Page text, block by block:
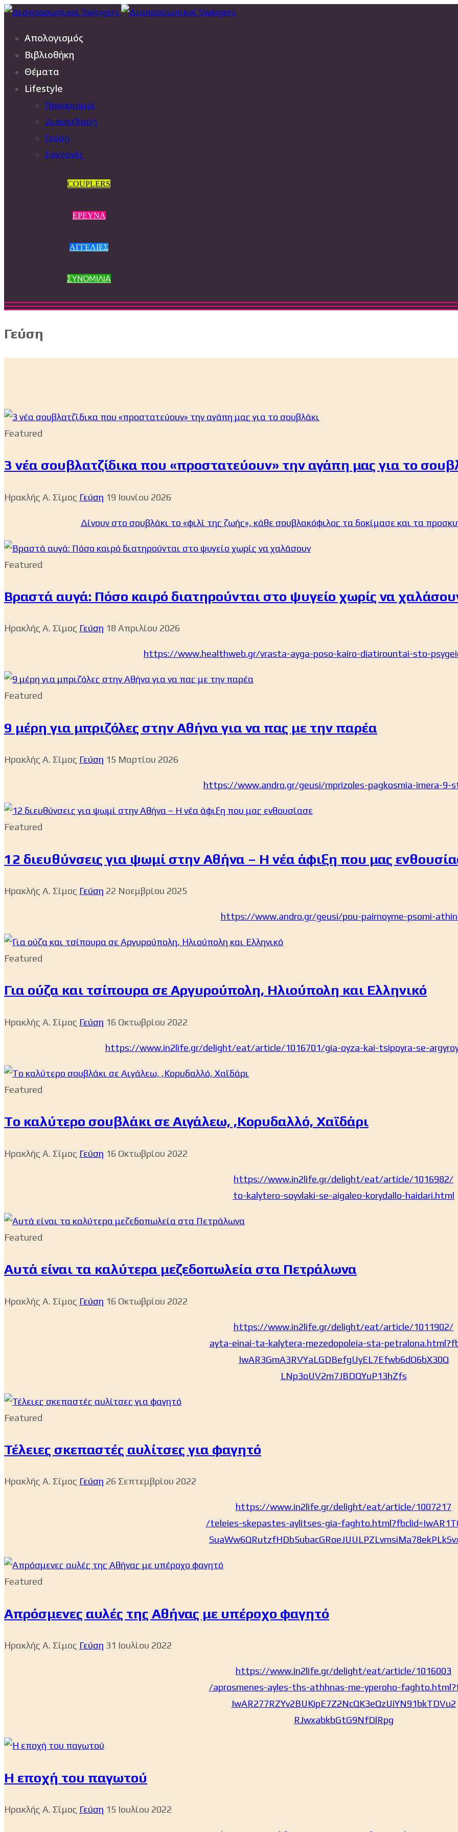
Απολογισμός
Βιβλιοθήκη
Θέματα
Lifestyle
Προορισμοί
Διασκέδαση
Γεύση
Συνταγές
COUPLERS
ΕΡΕΥΝΑ
ΑΓΓΕΛΙΕΣ
ΣΥΝΟΜΙΛΙΑ
Γεύση
Featured
3 νέα σουβλατζίδικα που «προστατεύουν» την αγάπη μας για το
Ηρακλής Α. Σίμος Γεύση 19 Ιουνίου 2026
Δίνουν στο σουβλάκι το «φιλί της ζωής», κάθε σουβλακόφιλος τα δοκίμασε και τα
Featured
Βραστά αυγά: Πόσο καιρό διατηρούνται στο ψυγείο χωρίς να
Ηρακλής Α. Σίμος Γεύση 18 Απριλίου 2026
https://www.healthweb.gr/vrasta-ayga-poso-kairo-diatirountai-sto-
Featured
9 μέρη για μπριζόλες στην Αθήνα για να πας με την παρέα
Ηρακλής Α. Σίμος Γεύση 15 Μαρτίου 2026
https://www.andro.gr/geusi/mprizoles-pagkosmia-imera-9-
Featured
12 διευθύνσεις για ψωμί στην Αθήνα – Η νέα άφιξη που μας
Ηρακλής Α. Σίμος Γεύση 22 Νοεμβρίου 2025
https://www.andro.gr/geusi/pou-pairnoyme-psomi-
Featured
Για ούζα και τσίπουρα σε Αργυρούπολη, Ηλιούπολη και Ελληνικό
Ηρακλής Α. Σίμος Γεύση 16 Οκτωβρίου 2022
https://www.in2life.gr/delight/eat/article/1016701/gia-oyza-kai-tsipoyra-se-
Featured
Tο καλύτερο σουβλάκι σε Αιγάλεω, ,Κορυδαλλό, Χαϊδάρι
Ηρακλής Α. Σίμος Γεύση 16 Οκτωβρίου 2022
https://www.in2life.gr/delight/eat/article/1016982/
to-kalytero-soyvlaki-se-aigaleo-korydallo-haidari.html
Featured
Αυτά είναι τα καλύτερα μεζεδοπωλεία στα Πετράλωνα
Ηρακλής Α. Σίμος Γεύση 16 Οκτωβρίου 2022
https://www.in2life.gr/delight/eat/article/1011902/
ayta-einai-ta-kalytera-mezedopoleia-sta-
IwAR3GmA3RVYaLGDBefgUyEL7Efwb6dO6bX30Q
LNp3oUV2m7JBDQYuP13hZfs
Featured
Τέλειες σκεπαστές αυλίτσες για φαγητό
Ηρακλής Α. Σίμος Γεύση 26 Σεπτεμβρίου 2022
https://www.in2life.gr/delight/eat/article/1007217
/teleies-skepastes-aylitses-gia-
Featured
Απρόσμενες αυλές της Αθήνας με υπέροχο φαγητό
Ηρακλής Α. Σίμος Γεύση 31 Ιουλίου 2022
https://www.in2life.gr/delight/eat/article/1016003
/aprosmenes-ayles-ths-athhnas-me-yperoho-
IwAR277RZYv2BUKipE7Z2NcQK3eQzUiYN91bkTDVu2
RJwxabkbGtG9NfDlRpg
Η εποχή του παγωτού
Ηρακλής Α. Σίμος Γεύση 15 Ιουλίου 2022